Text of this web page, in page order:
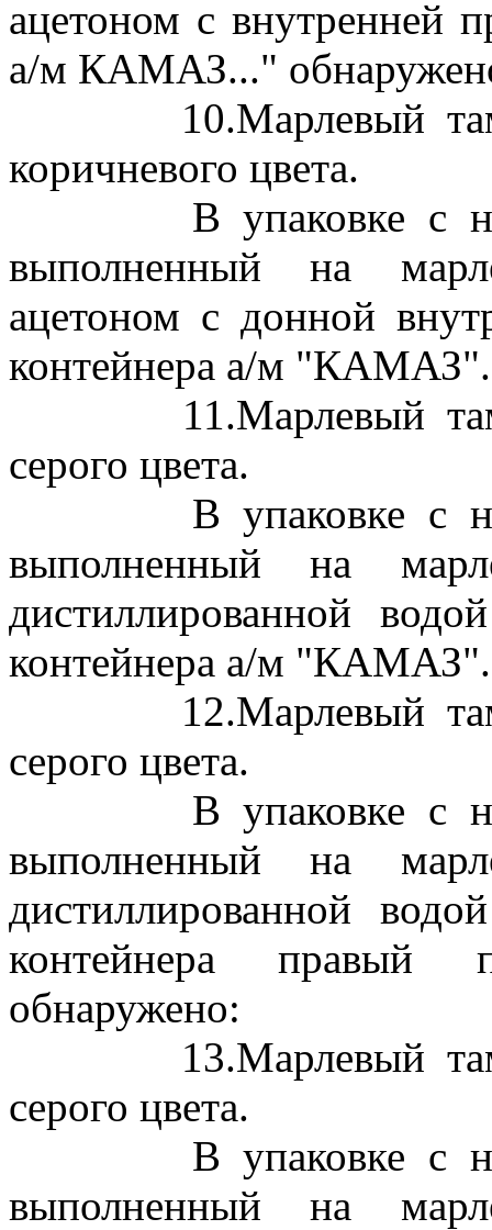
ацетоном с внутренней
а/м КАМАЗ..."
10.Марлевый
коричневого цвета.
В упаковке с
выполненный на
ацетоном с донной
контейнера а/м
11.Марлевый
серого цвета.
В упаковке с
выполненный на
дистиллированной
контейнера а/м
12.Марлевый
серого цвета.
В упаковке с
выполненный на
дистиллированной
контейнера
обнаружено:
13.Марлевый
серого цвета.
В упаковке с
выполненный на